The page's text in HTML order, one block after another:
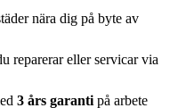
nära dig på byte av
reparerar eller servicar via
3 års garanti på arbete